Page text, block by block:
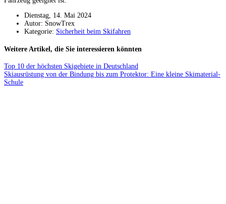
Dienstag, 14. Mai 2024
Autor: SnowTrex
Kategorie: Sicherheit beim Skifahren
Weitere Artikel, die Sie interessieren könnten
Top 10 der höchsten Skigebiete in Deutschland
Skiausrüstung von der Bindung bis zum Protektor: Eine kleine Skimaterial-
Schule